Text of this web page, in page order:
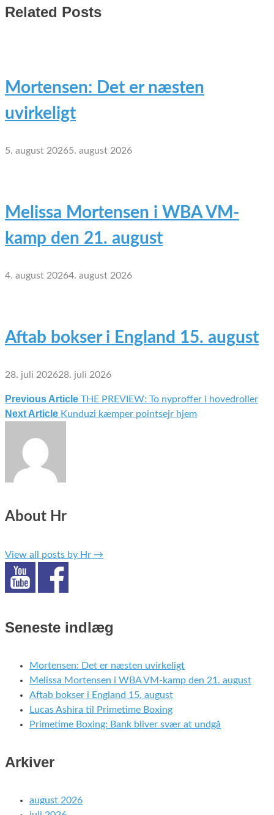
Related Posts
Mortensen: Det er næsten
uvirkeligt
5. august 20265. august 2026
Melissa Mortensen i WBA VM-
kamp den 21. august
4. august 20264. august 2026
Aftab bokser i England 15. august
28. juli 202628. juli 2026
Indlægsnavigation
Previous Article THE PREVIEW: To nyproffer i hovedroller
Next Article Kunduzi kæmper pointsejr hjem
About Hr
View all posts by Hr →
Seneste indlæg
Mortensen: Det er næsten uvirkeligt
Melissa Mortensen i WBA VM-kamp den 21. august
Aftab bokser i England 15. august
Lucas Ashira til Primetime Boxing
Primetime Boxing: Bank bliver svær at undgå
Arkiver
august 2026